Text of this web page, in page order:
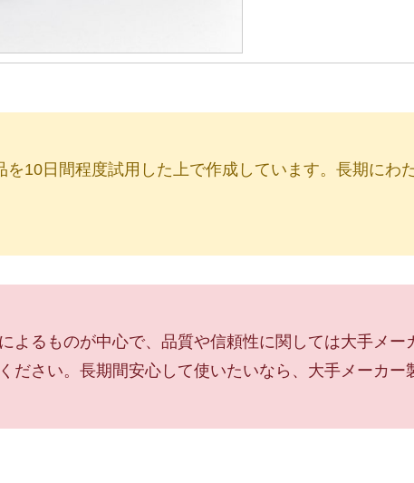
10日間程度試用した上で作成しています。長期にわ
よるものが中心で、品質や信頼性に関しては大手メ
ださい。長期間安心して使いたいなら、大手メーカー